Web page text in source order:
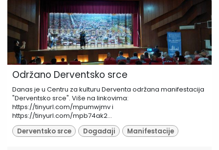
Održano Derventsko srce
Danas je u Centru za kulturu Derventa održana manifestacija
"Derventsko srce". Više na linkovima:
https://tinyurl.com/mpumwjmv i
https://tinyurl.com/mpb74ak2...
Derventsko srce
Događaji Manifestacije